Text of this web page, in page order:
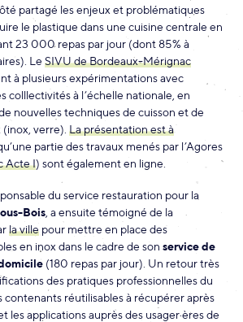
partagé les enjeux et problématiques
le plastique dans une cuisine centrale en
23 000 repas par jour (dont 85% à
Le SIVU de Bordeaux-Mérignac
à plusieurs expérimentations avec
colllectivités à l’échelle nationale, en
nouvelles techniques de cuisson et de
verre). La présentation est à
partie des travaux menés par l’Agores
Acte I) sont également en ligne.
du service restauration pour la
Bois , a ensuite témoigné de la
la ville pour mettre en place des
en inox dans le cadre de son service de
(180 repas par jour). Un retour très
des pratiques professionnelles du
contenants réutilisables à récupérer après
les applications auprès des usager·ères de